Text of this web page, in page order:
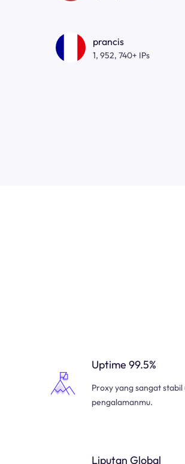
prancis
1, 952, 740+ IPs
Uptime 99.5%
Proxy yang sangat
pengalamanmu.
Liputan Global